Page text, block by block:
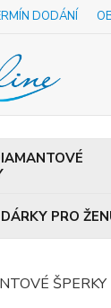
DODÁNÍ
PRO
ŠPERKY